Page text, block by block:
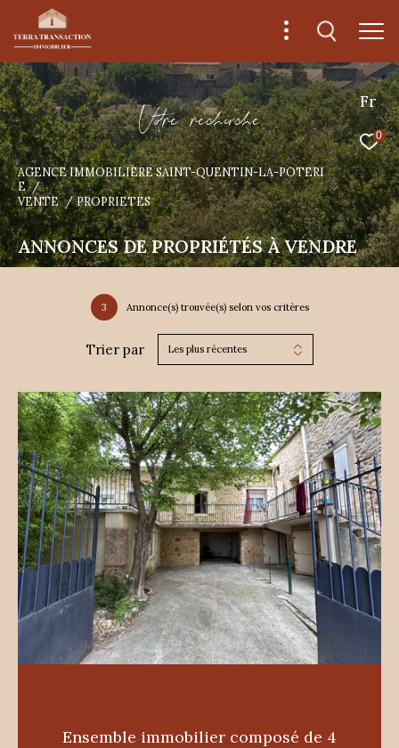
Fr
0
Vore recece
AGENCE IMMOBILIÈRE SAINT-QUENTIN-LA-POTERI
E
VENTE
PROPRIETES
ANNONCES DE PROPRIÉTÉS À VENDRE
3 Annonce(s) trouvée(s) selon vos critères
Trier par Les plus récentes
Ensemble immobilier composé de 4